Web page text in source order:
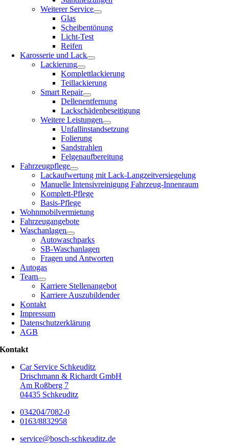
Weiterer Service
Glas
Scheibentönung
Licht-Test
Reifen
Karosserie und Lack
Lackierung
Komplettlackierung
Teillackierung
Smart Repair
Dellenentfernung
Lackschädenbeseitigung
Weitere Leistungen
Unfallinstandsetzung
Folierung
Sandstrahlen
Felgenaufbereitung
Fahrzeugpflege
Lackaufwertung mit Lack-Langzeitversiegelung
Manuelle Intensivreinigung Fahrzeug-Innenraum
Komplett-Pflege
Basis-Pflege
Wohnmobilvermietung
Fahrzeugangebote
Waschanlagen
Autowaschparks
SB-Waschanlagen
Fragen und Antworten
Autogas
Team
Karriere Stellenangebot
Karriere Auszubildender
Kontakt
Impressum
Datenschutzerklärung
AGB
Kontakt
Car Service Schkeuditz
Drischmann & Richardt GmbH
Am Roßberg 7
04435 Schkeuditz
034204/7082-0
0163/8832958
service@bosch-schkeuditz.de